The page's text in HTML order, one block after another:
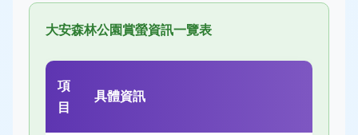
大安森林公園賞螢資訊一覽表
項
目
具體資訊